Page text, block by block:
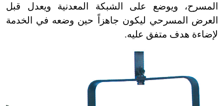
المسرح، ويوضع على الشبكة المعدنية ويعدل قبل
العرض المسرحي ليكون جاهزاً حين وضعه في الخدمة
لإضاءة هدف متفق عليه.